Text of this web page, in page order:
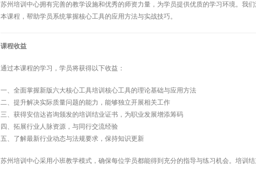
苏州培训中心拥有完善的教学设施和优秀的师资力量，为学员提供优质的学习环境。我
本课程，帮助学员系统掌握核心工具的应用方法与实战技巧。
课程收益
通过本课程的学习，学员将获得以下收益：
一、全面掌握新版六大核心工具培训核心工具的理论基础与应用方法
二、提升解决实际质量问题的能力，能够独立开展相关工作
三、获得安信达咨询颁发的培训结业证书，为职业发展增添筹码
四、拓展行业人脉资源，与同行交流经验
五、了解最新行业动态与法规要求，保持知识更新
苏州培训中心采用小班教学模式，确保每位学员都能得到充分的指导与练习机会。培训